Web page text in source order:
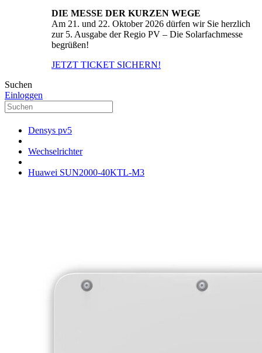
DIE MESSE DER KURZEN WEGE
Am 21. und 22. Oktober 2026 dürfen wir Sie herzlich
zur 5. Ausgabe der Regio PV – Die Solarfachmesse
begrüßen!
JETZT TICKET SICHERN!
Suchen
Einloggen
Densys pv5
Wechselrichter
Huawei SUN2000-40KTL-M3